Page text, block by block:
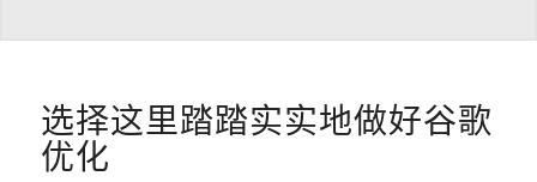
选择这里踏踏实实地做好谷歌
优化